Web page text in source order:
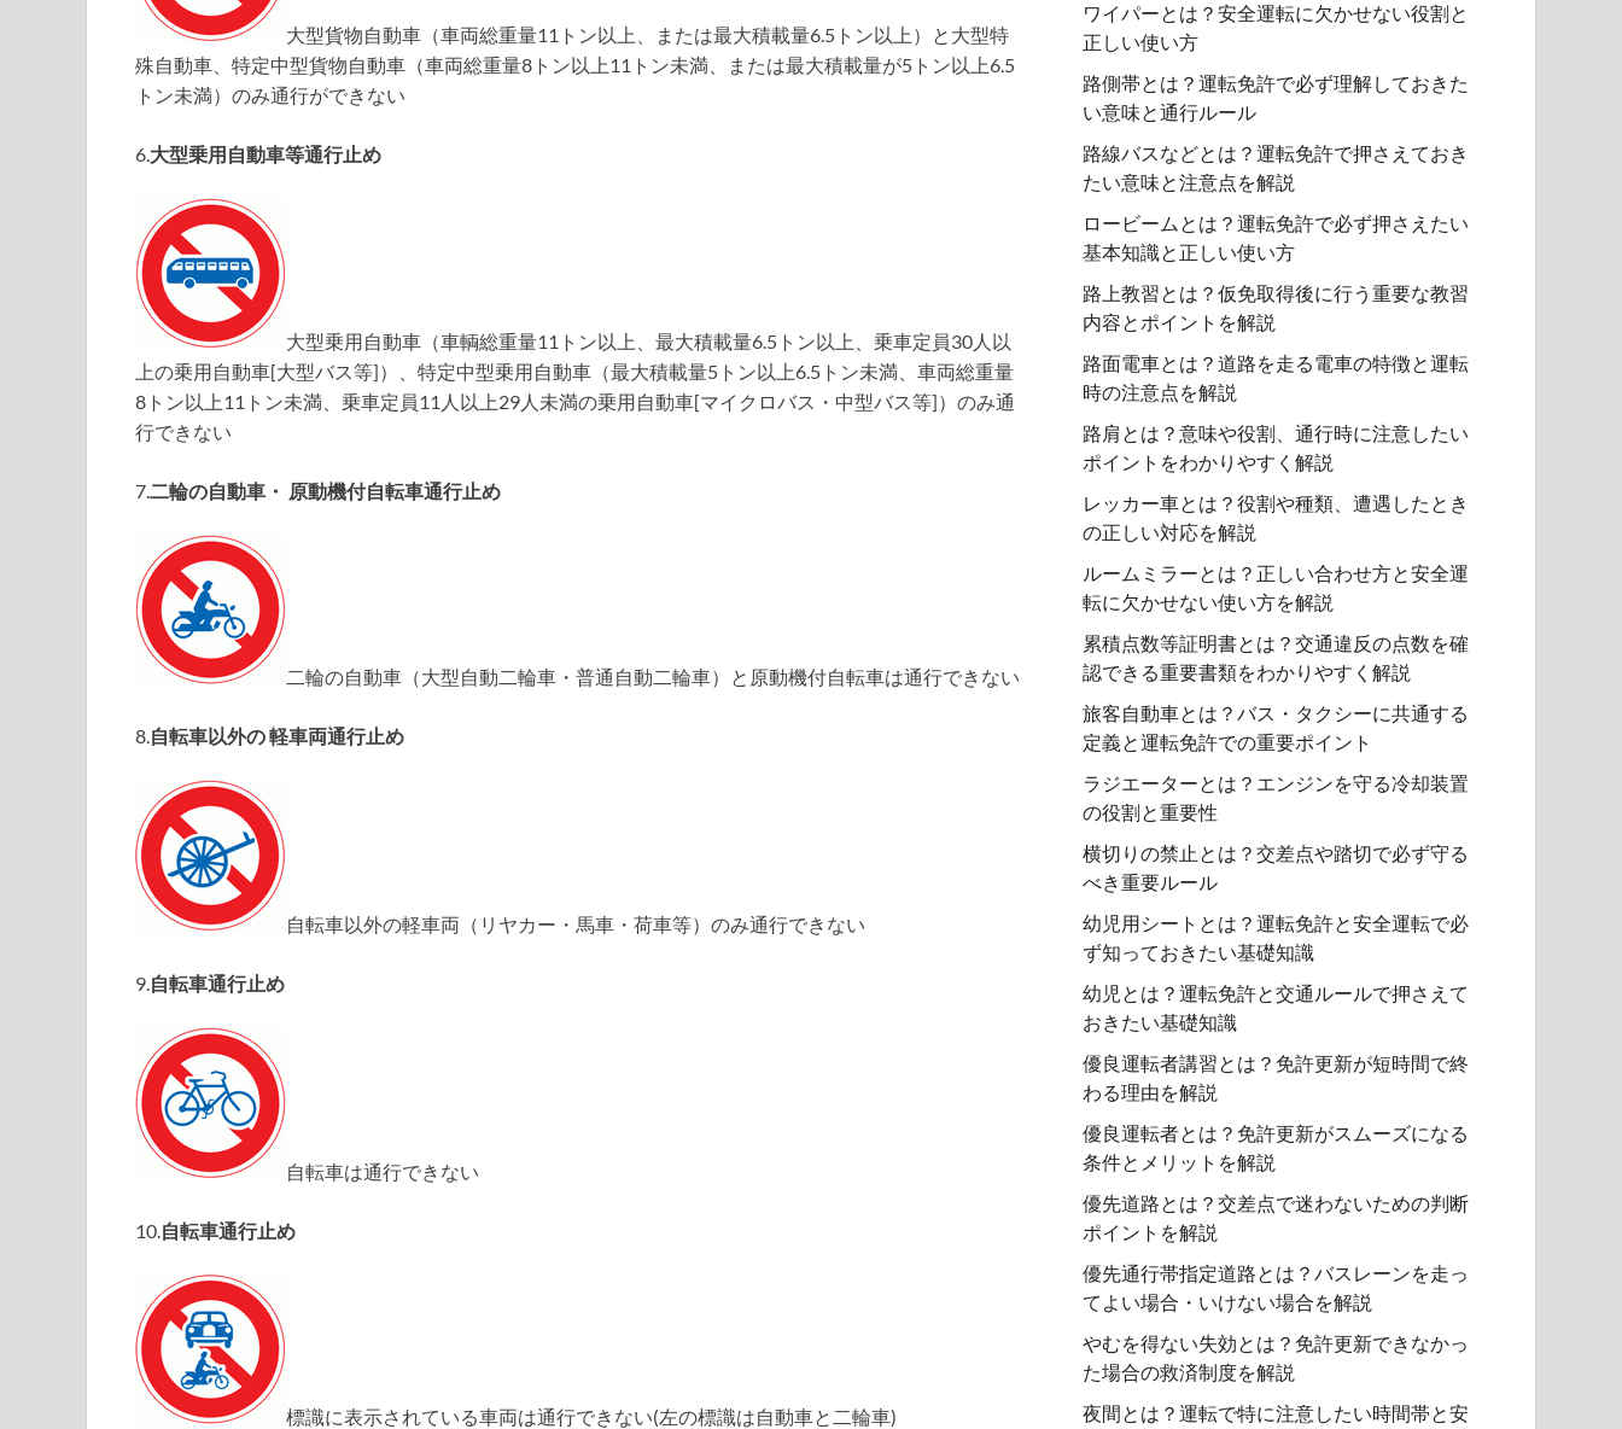
大型貨物自動車（車両総重量11トン以上、または最大積載量6.5トン以上）と大型特
殊自動車、特定中型貨物自動車（車両総重量8トン以上11トン未満、または最大積載量が5トン以上6.5
トン未満）のみ通行ができない
6.大型乗用自動車等通行止め
大型乗用自動車（車輌総重量11トン以上、最大積載量6.5トン以上、乗車定員30人以
上の乗用自動車[大型バス等]）、特定中型乗用自動車（最大積載量5トン以上6.5トン未満、車両総重量
8トン以上11トン未満、乗車定員11人以上29人未満の乗用自動車[マイクロバス・中型バス等]）のみ通
行できない
7.二輪の自動車・ 原動機付自転車通行止め
二輪の自動車（大型自動二輪車・普通自動二輪車）と原動機付自転車は通行できない
8.自転車以外の 軽車両通行止め
自転車以外の軽車両（リヤカー・馬車・荷車等）のみ通行できない
9.自転車通行止め
自転車は通行できない
10.自転車通行止め
標識に表示されている車両は通行できない(左の標識は自動車と二輪車)
ワイパーとは？安全運転に欠かせない役割と
正しい使い方
路側帯とは？運転免許で必ず理解しておきた
い意味と通行ルール
路線バスなどとは？運転免許で押さえておき
たい意味と注意点を解説
ロービームとは？運転免許で必ず押さえたい
基本知識と正しい使い方
路上教習とは？仮免取得後に行う重要な教習
内容とポイントを解説
路面電車とは？道路を走る電車の特徴と運転
時の注意点を解説
路肩とは？意味や役割、通行時に注意したい
ポイントをわかりやすく解説
レッカー車とは？役割や種類、遭遇したとき
の正しい対応を解説
ルームミラーとは？正しい合わせ方と安全運
転に欠かせない使い方を解説
累積点数等証明書とは？交通違反の点数を確
認できる重要書類をわかりやすく解説
旅客自動車とは？バス・タクシーに共通する
定義と運転免許での重要ポイント
ラジエーターとは？エンジンを守る冷却装置
の役割と重要性
横切りの禁止とは？交差点や踏切で必ず守る
べき重要ルール
幼児用シートとは？運転免許と安全運転で必
ず知っておきたい基礎知識
幼児とは？運転免許と交通ルールで押さえて
おきたい基礎知識
優良運転者講習とは？免許更新が短時間で終
わる理由を解説
優良運転者とは？免許更新がスムーズになる
条件とメリットを解説
優先道路とは？交差点で迷わないための判断
ポイントを解説
優先通行帯指定道路とは？バスレーンを走っ
てよい場合・いけない場合を解説
やむを得ない失効とは？免許更新できなかっ
た場合の救済制度を解説
夜間とは？運転で特に注意したい時間帯と安